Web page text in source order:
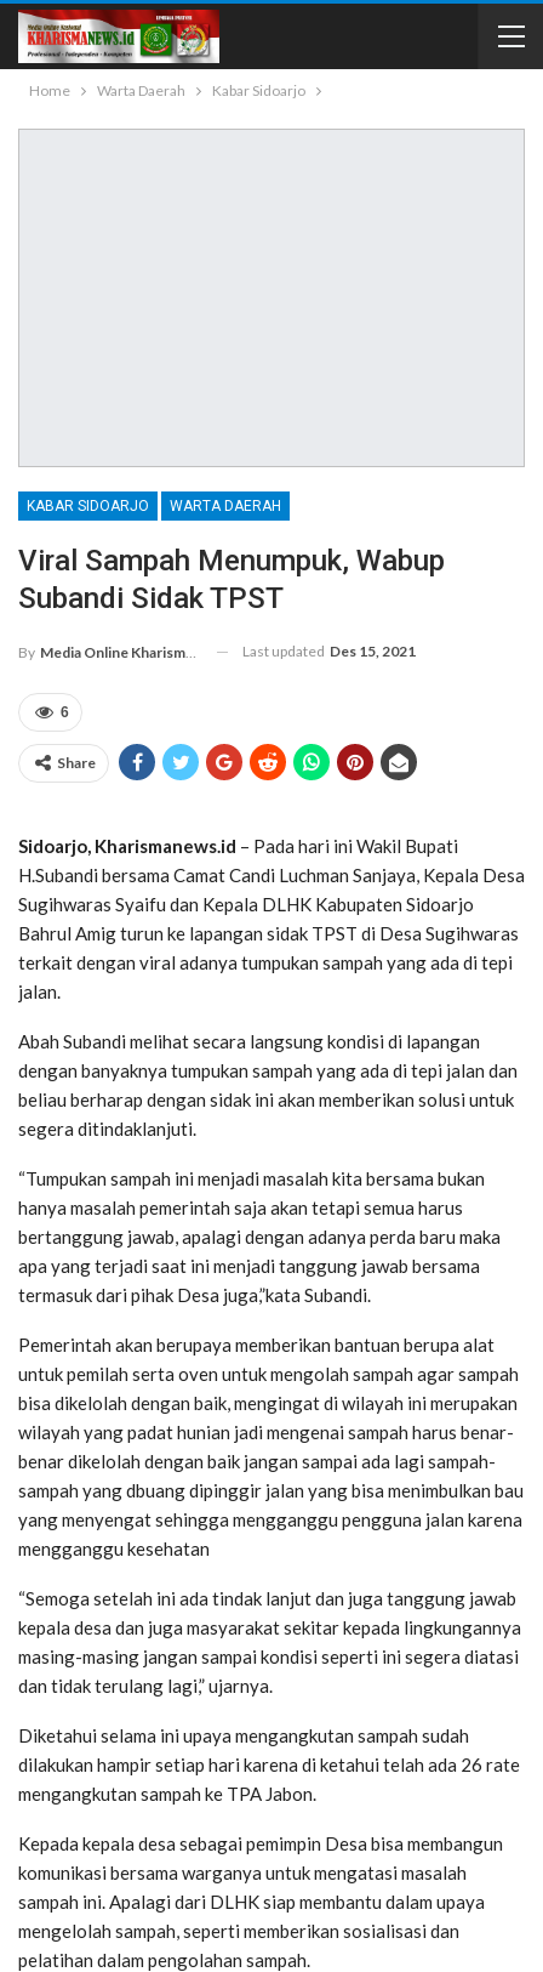
Home Warta Daerah Kabar Sidoarjo
KABAR SIDOARJO WARTA DAERAH
Viral Sampah Menumpuk, Wabup
Subandi Sidak TPST
By Media Online Kharismanews.id Last updated Des 15, 2021
6
Share
Sidoarjo, Kharismanews.id – Pada hari ini Wakil Bupati
H.Subandi bersama Camat Candi Luchman Sanjaya, Kepala Desa
Sugihwaras Syaifu dan Kepala DLHK Kabupaten Sidoarjo
Bahrul Amig turun ke lapangan sidak TPST di Desa Sugihwaras
terkait dengan viral adanya tumpukan sampah yang ada di tepi
jalan.
Abah Subandi melihat secara langsung kondisi di lapangan
dengan banyaknya tumpukan sampah yang ada di tepi jalan dan
beliau berharap dengan sidak ini akan memberikan solusi untuk
segera ditindaklanjuti.
“Tumpukan sampah ini menjadi masalah kita bersama bukan
hanya masalah pemerintah saja akan tetapi semua harus
bertanggung jawab, apalagi dengan adanya perda baru maka
apa yang terjadi saat ini menjadi tanggung jawab bersama
termasuk dari pihak Desa juga,”kata Subandi.
Pemerintah akan berupaya memberikan bantuan berupa alat
untuk pemilah serta oven untuk mengolah sampah agar sampah
bisa dikelolah dengan baik, mengingat di wilayah ini merupakan
wilayah yang padat hunian jadi mengenai sampah harus benar-
benar dikelolah dengan baik jangan sampai ada lagi sampah-
sampah yang dbuang dipinggir jalan yang bisa menimbulkan bau
yang menyengat sehingga mengganggu pengguna jalan karena
mengganggu kesehatan
“Semoga setelah ini ada tindak lanjut dan juga tanggung jawab
kepala desa dan juga masyarakat sekitar kepada lingkungannya
masing-masing jangan sampai kondisi seperti ini segera diatasi
dan tidak terulang lagi,” ujarnya.
Diketahui selama ini upaya mengangkutan sampah sudah
dilakukan hampir setiap hari karena di ketahui telah ada 26 rate
mengangkutan sampah ke TPA Jabon.
Kepada kepala desa sebagai pemimpin Desa bisa membangun
komunikasi bersama warganya untuk mengatasi masalah
sampah ini. Apalagi dari DLHK siap membantu dalam upaya
mengelolah sampah, seperti memberikan sosialisasi dan
pelatihan dalam pengolahan sampah.